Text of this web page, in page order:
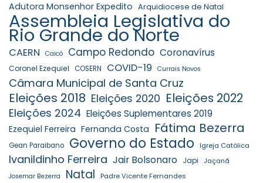
Adutora Monsenhor Expedito Arquidiocese de Natal
Assembleia Legislativa do
Rio Grande do Norte
CAERN Caicó Campo Redondo Coronavírus
Coronel Ezequiel COSERN COVID-19 Currais Novos
Câmara Municipal de Santa Cruz
Eleições 2018 Eleições 2020 Eleições 2022
Eleições 2024 Eleições Suplementares 2019
Ezequiel Ferreira Fernanda Costa Fátima Bezerra
Gean Paraibano Governo do Estado Igreja Católica
Ivanildinho Ferreira Jair Bolsonaro Japi Jaçanã
Josemar Bezerra Natal Padre Vicente Fernandes